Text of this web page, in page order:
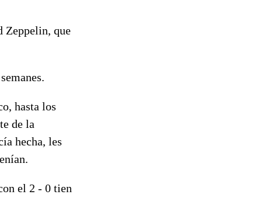
Zeppelin, que
hasta los
de la
hecha, les
el 2 - 0 tien